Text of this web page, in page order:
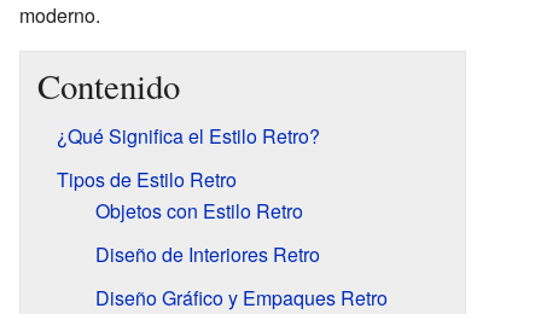
moderno.
Contenido
¿Qué Significa el Estilo Retro?
Tipos de Estilo Retro
Objetos con Estilo Retro
Diseño de Interiores Retro
Diseño Gráfico y Empaques Retro